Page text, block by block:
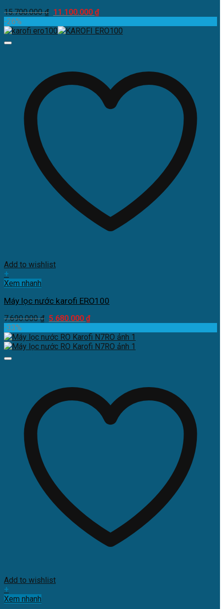
15.700.000₫ Giá
là:
11.100.000 ₫Giá
tại
-26%
Add to wishlist
+
Xem nhanh
Máy lọc nước karofi ERO100
7.690.000₫ Giá
là:
7.690.000 ₫.
5.680.000 ₫Giá
tại
là:
-33%
Add to wishlist
+
Xem nhanh